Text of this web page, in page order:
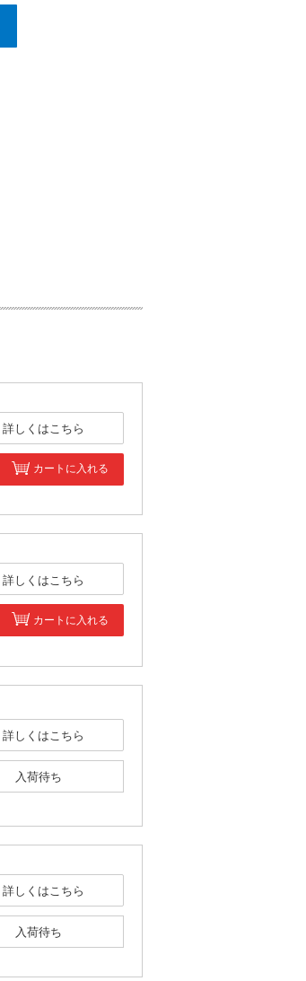
詳しくはこちら
カートに入れる
詳しくはこちら
カートに入れる
詳しくはこちら
入荷待ち
詳しくはこちら
入荷待ち